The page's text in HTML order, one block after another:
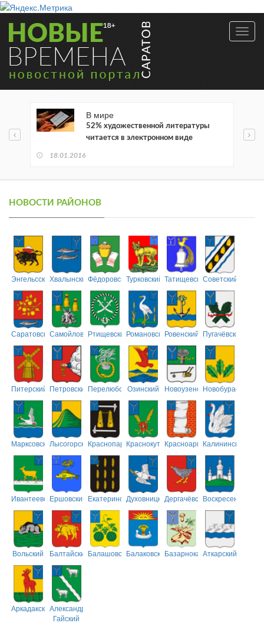
В мире
52% художественной литературы
читается в электронном виде
18.01.2016
НОВОСТИ РАЙОНОВ
ЭнгельсскийХвалынскийФёдоровскийТурковский ТатищевскийСоветский
СаратовскийСамойловскийРтищевскийРомановскийРовенский Пугачёвский
Питерский ПетровскийПерелюбскийОзинский НовоузенскийНовобурасский
МарксовскийЛысогорскийКраснопартизанский
КраснокутскийКрасноармейский
Калининский
ИвантеевскийЕршовский ЕкатериновскийДуховницкийДергачёвскийВоскресенский
Вольский БалтайскийБалашовскийБалаковскийБазарнокарабулакский
Аткарский
АркадакскийАлександрово-
Гайский